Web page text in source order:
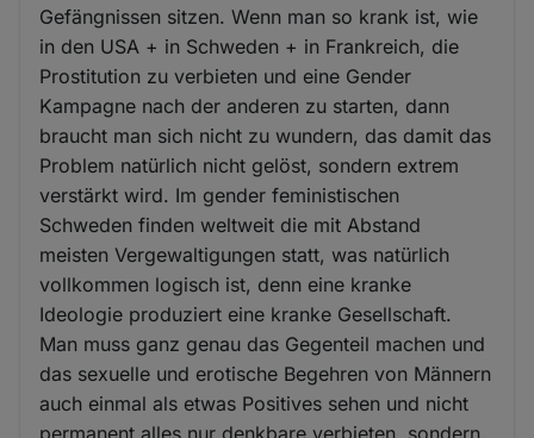
Gefängnissen sitzen. Wenn man so krank ist, wie
in den USA + in Schweden + in Frankreich, die
Prostitution zu verbieten und eine Gender
Kampagne nach der anderen zu starten, dann
braucht man sich nicht zu wundern, das damit das
Problem natürlich nicht gelöst, sondern extrem
verstärkt wird. Im gender feministischen
Schweden finden weltweit die mit Abstand
meisten Vergewaltigungen statt, was natürlich
vollkommen logisch ist, denn eine kranke
Ideologie produziert eine kranke Gesellschaft.
Man muss ganz genau das Gegenteil machen und
das sexuelle und erotische Begehren von Männern
auch einmal als etwas Positives sehen und nicht
permanent alles nur denkbare verbieten, sondern